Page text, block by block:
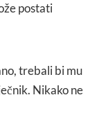
postati
trebali bi mu
Nikako ne